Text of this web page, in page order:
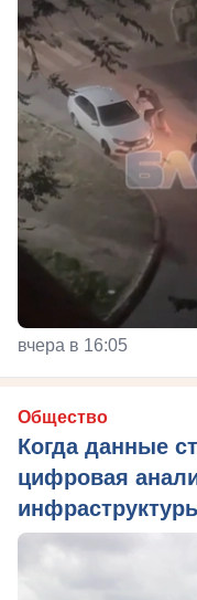
вчера в 16:05
Общество
Когда данные
цифровая